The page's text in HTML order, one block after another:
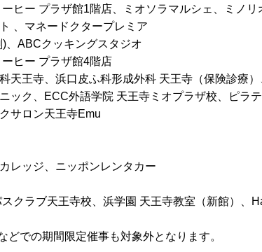
ヒー プラザ館1階店、ミオソラマルシェ、ミノリ
、マネードクタープレミア
ABCクッキングスタジオ
ヒー プラザ館4階店
王寺、浜口皮ふ科形成外科 天王寺（保険診療）
ク、ECC外語学院 天王寺ミオプラザ校、ピラ
サロン天王寺Emu
レッジ、ニッポンレンタカー
クラブ天王寺校、浜学園 天王寺教室（新館）、
での期間限定催事も対象外となります。